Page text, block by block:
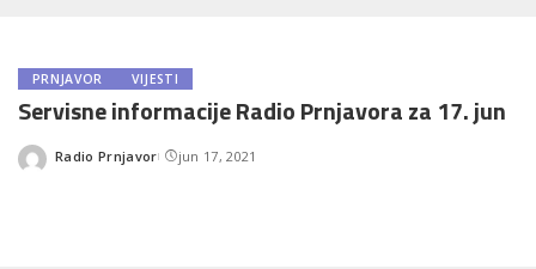
PRNJAVOR VIJESTI
Servisne informacije Radio Prnjavora za 17. jun
Posted
Radio Prnjavor jun 17, 2021